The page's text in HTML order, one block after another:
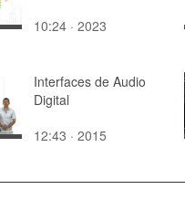
10:24 · 2023
Interfaces de Audio
Digital
12:43 · 2015